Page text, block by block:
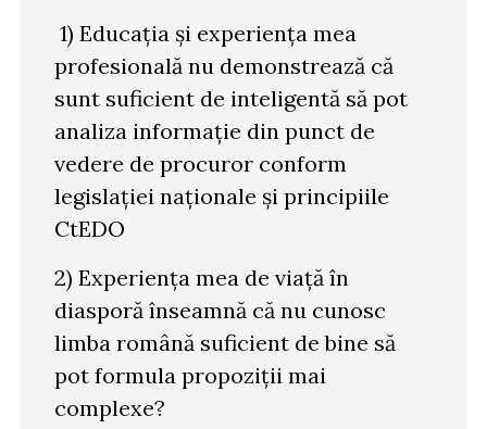
1) Educația și experiența mea
profesională nu demonstrează că
sunt suficient de inteligentă să pot
analiza informație din punct de
vedere de procuror conform
legislației naționale și principiile
CtEDO
2) Experiența mea de viață în
diasporă înseamnă că nu cunosc
limba română suficient de bine să
pot formula propoziții mai
complexe?